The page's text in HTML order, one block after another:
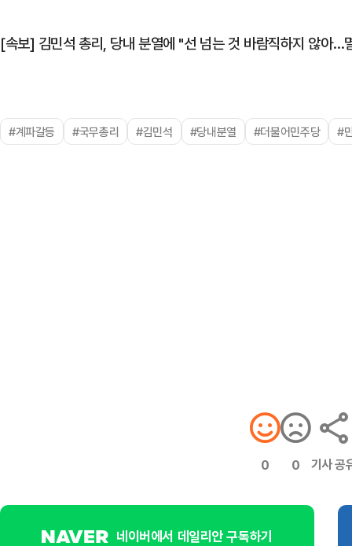
[속보] 김민석 총리, 당내 분열에 "선 넘는 것 바람직하지 않아…
#계파갈등 #국무총리 #김민석 #당내분열 #더불어민주당 #
0 0 기사 공
네이버에서 데일리안 구독하기